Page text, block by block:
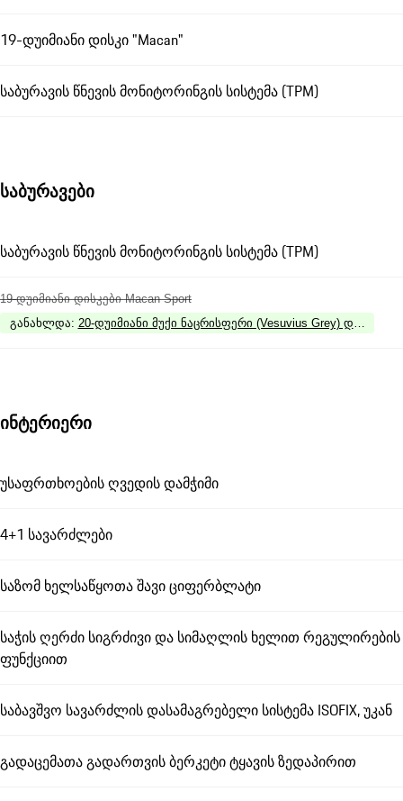
19-დუიმიანი დისკი "Macan"
საბურავის წნევის მონიტორინგის სისტემა (TPM)
საბურავები
საბურავის წნევის მონიტორინგის სისტემა (TPM)
19-დუიმიანი დისკები Macan Sport
განახლდა: 20-დუიმიანი მუქი ნაცრისფერი (Vesuvius Grey) დისკები
ინტერიერი
უსაფრთხოების ღვედის დამჭიმი
4+1 სავარძლები
საზომ ხელსაწყოთა შავი ციფერბლატი
საჭის ღერძი სიგრძივი და სიმაღლის ხელით რეგულირების
ფუნქციით
საბავშვო სავარძლის დასამაგრებელი სისტემა ISOFIX, უკან
გადაცემათა გადართვის ბერკეტი ტყავის ზედაპირით